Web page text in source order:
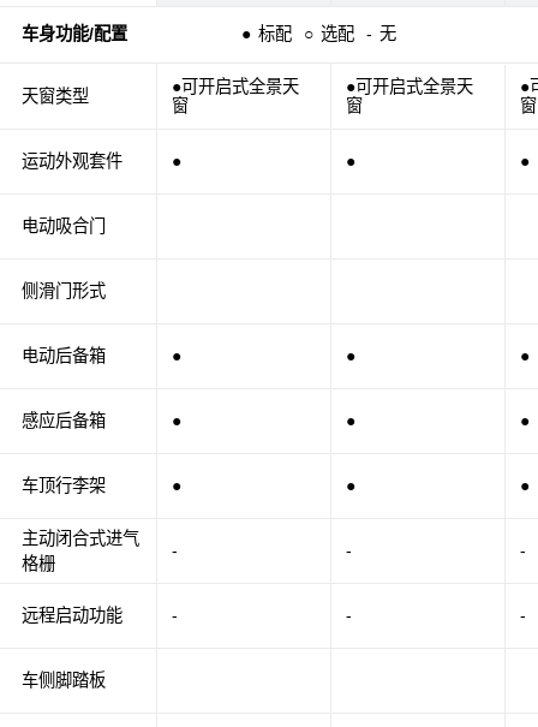
车身功能/配置 ● 标配 ○ 选配 - 无
天窗类型
运动外观套件
电动吸合门
侧滑门形式
电动后备箱
感应后备箱
车顶行李架
主动闭合式进气
格栅
远程启动功能
车侧脚踏板
●可开启式全景天
窗
●可开启式全景天
窗
●
窗
● ● ●
● ● ●
● ● ●
● ● ●
- - -
- - -